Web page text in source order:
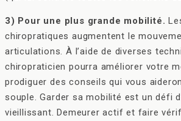
3) Pour une plus grande mobilité.
chiropratiques augmentent le
articulations. À l’aide de diverses
chiropraticien pourra améliorer votre
prodiguer des conseils qui vous
souple. Garder sa mobilité est un défi
vieillissant. Demeurer actif et faire